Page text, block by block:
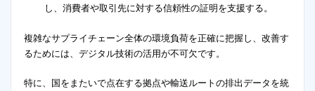
し、消費者や取引先に対する信頼性の証明を支援する。
複雑なサプライチェーン全体の環境負荷を正確に把握し、改善す
るためには、デジタル技術の活用が不可欠です。
特に、国をまたいで点在する拠点や輸送ルートの排出データを統